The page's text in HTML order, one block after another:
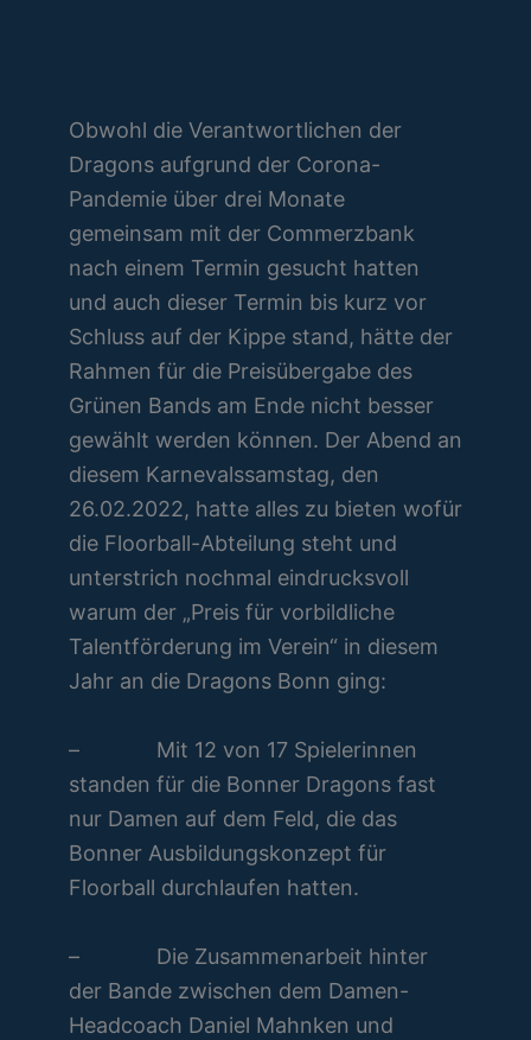
Obwohl die Verantwortlichen der
Dragons aufgrund der Corona-
Pandemie über drei Monate
gemeinsam mit der Commerzbank
nach einem Termin gesucht hatten
und auch dieser Termin bis kurz vor
Schluss auf der Kippe stand, hätte der
Rahmen für die Preisübergabe des
Grünen Bands am Ende nicht besser
gewählt werden können. Der Abend an
diesem Karnevalssamstag, den
26.02.2022, hatte alles zu bieten wofür
die Floorball-Abteilung steht und
unterstrich nochmal eindrucksvoll
warum der „Preis für vorbildliche
Talentförderung im Verein“ in diesem
Jahr an die Dragons Bonn ging:
– Mit 12 von 17 Spielerinnen
standen für die Bonner Dragons fast
nur Damen auf dem Feld, die das
Bonner Ausbildungskonzept für
Floorball durchlaufen hatten.
– Die Zusammenarbeit hinter
der Bande zwischen dem Damen-
Headcoach Daniel Mahnken und